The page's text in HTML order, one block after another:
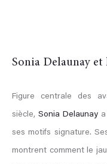
Sonia Delaunay et
Figure centrale des
siècle, Sonia Delaunaya
ses motifs signature.
montrent comment le